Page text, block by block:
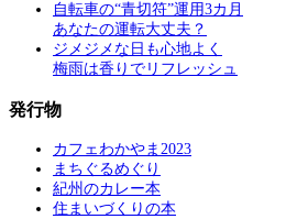
自転車の“青切符”運用3カ月
あなたの運転大丈夫？
ジメジメな日も心地よく
梅雨は香りでリフレッシュ
発行物
カフェわかやま2023
まちぐるめぐり
紀州のカレー本
住まいづくりの本